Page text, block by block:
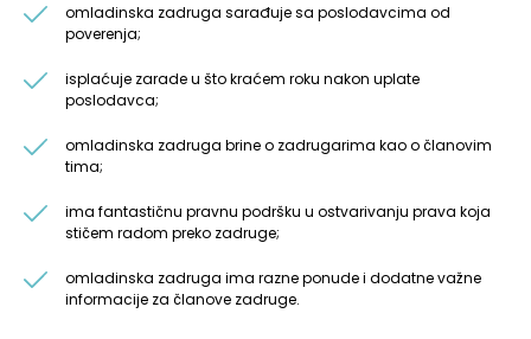
omladinska zadruga sarađuje sa poslodavcima od
poverenja;
isplaćuje zarade u što kraćem roku nakon uplate
poslodavca;
omladinska zadruga brine o zadrugarima kao o članovim
tima;
ima fantastičnu pravnu podršku u ostvarivanju prava koja
stičem radom preko zadruge;
omladinska zadruga ima razne ponude i dodatne važne
informacije za članove zadruge.